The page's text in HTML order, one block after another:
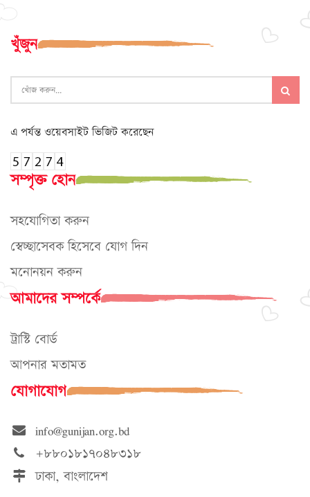
খুঁজুন
এ পর্যন্ত ওয়েবসাইট ভিজিট করেছেন
সম্পৃক্ত হোন
সহযোগিতা করুন
স্বেচ্ছাসেবক হিসেবে যোগ দিন
মনোনয়ন করুন
আমাদের সম্পর্কে
ট্রাস্টি বোর্ড
আপনার মতামত
যোগাযোগ
info@gunijan.org.bd
+৮৮০১৮১৭০৪৮৩১৮
ঢাকা, বাংলাদেশ